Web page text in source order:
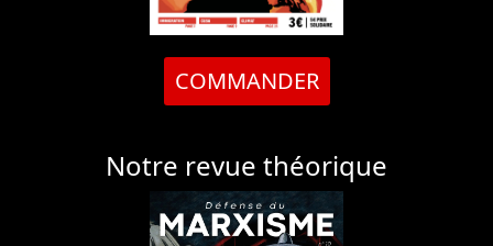
COMMANDER
Notre revue théorique